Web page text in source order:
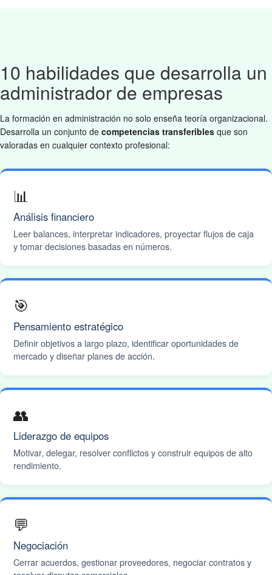
10 habilidades que desarrolla un
administrador de empresas
La formación en administración no solo enseña teoría organizacional.
Desarrolla un conjunto de competencias transferibles que son
valoradas en cualquier contexto profesional:
📊
Análisis financiero
Leer balances, interpretar indicadores, proyectar flujos de caja
y tomar decisiones basadas en números.
🎯
Pensamiento estratégico
Definir objetivos a largo plazo, identificar oportunidades de
mercado y diseñar planes de acción.
👥
Liderazgo de equipos
Motivar, delegar, resolver conflictos y construir equipos de alto
rendimiento.
💬
Negociación
Cerrar acuerdos, gestionar proveedores, negociar contratos y